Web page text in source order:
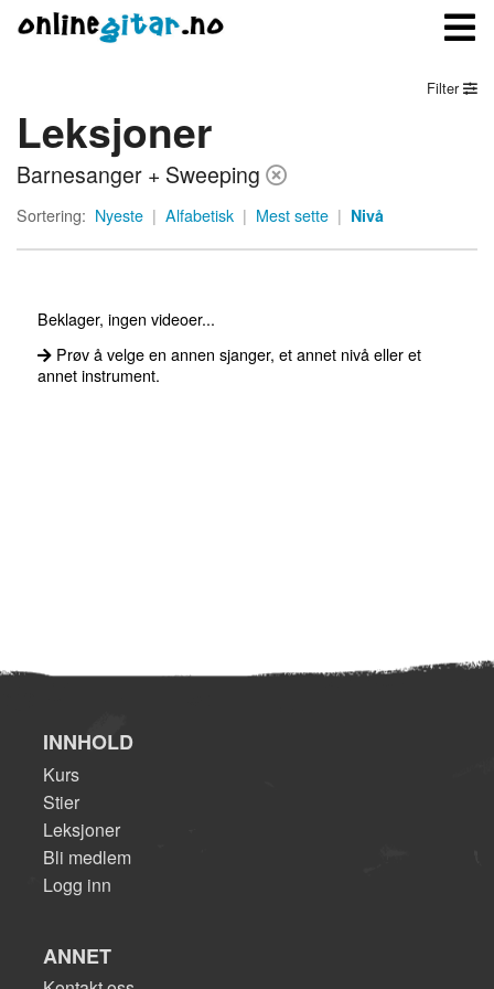
Meny
Logg inn
Filter
Leksjoner
Barnesanger + Sweeping
Sortering: Nyeste | Alfabetisk | Mest sette | Nivå
Beklager, ingen videoer...
Prøv å velge en annen sjanger, et annet nivå eller et
annet instrument.
INNHOLD
Kurs
Stier
Leksjoner
Bli medlem
Logg inn
ANNET